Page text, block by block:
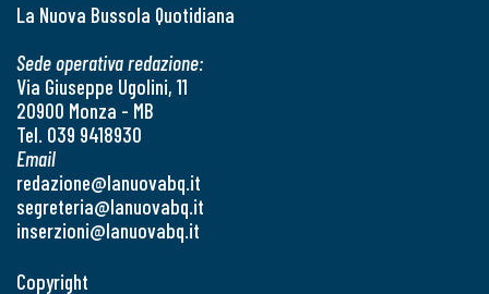
La Nuova Bussola Quotidiana
Sede operativa redazione:
Via Giuseppe Ugolini, 11
20900 Monza - MB
Tel. 039 9418930
Email
redazione@lanuovabq.it
segreteria@lanuovabq.it
inserzioni@lanuovabq.it
Copyright